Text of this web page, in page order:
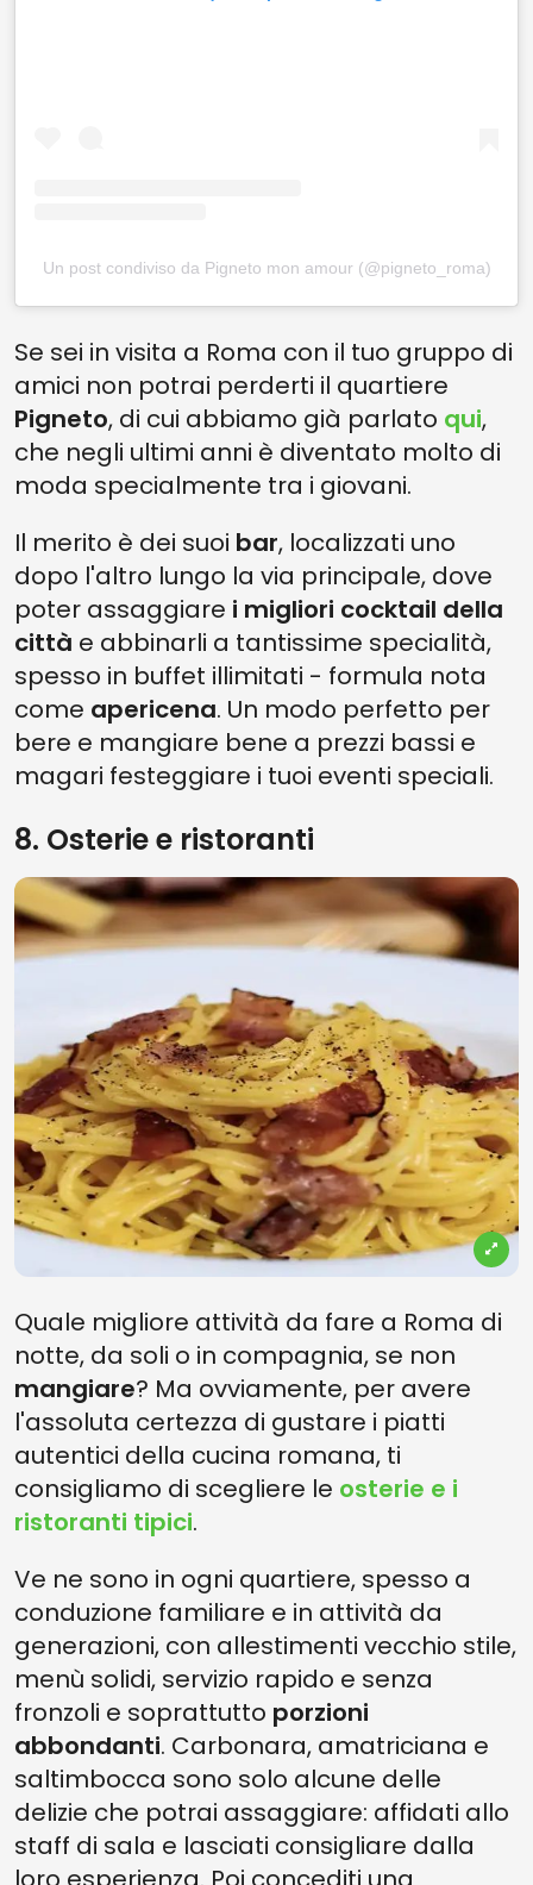
Un post condiviso da Pigneto mon amour (@pigneto_roma)
Se sei in visita a Roma con il tuo gruppo di
amici non potrai perderti il quartiere
Pigneto, di cui abbiamo già parlato qui,
che negli ultimi anni è diventato molto di
moda specialmente tra i giovani.
Il merito è dei suoi bar, localizzati uno
dopo l'altro lungo la via principale, dove
poter assaggiare i migliori cocktail della
città e abbinarli a tantissime specialità,
spesso in buffet illimitati - formula nota
come apericena. Un modo perfetto per
bere e mangiare bene a prezzi bassi e
magari festeggiare i tuoi eventi speciali.
8. Osterie e ristoranti
Quale migliore attività da fare a Roma di
notte, da soli o in compagnia, se non
mangiare? Ma ovviamente, per avere
l'assoluta certezza di gustare i piatti
autentici della cucina romana, ti
consigliamo di scegliere le osterie e i
ristoranti tipici.
Ve ne sono in ogni quartiere, spesso a
conduzione familiare e in attività da
generazioni, con allestimenti vecchio stile,
menù solidi, servizio rapido e senza
fronzoli e soprattutto porzioni
abbondanti. Carbonara, amatriciana e
saltimbocca sono solo alcune delle
delizie che potrai assaggiare: affidati allo
staff di sala e lasciati consigliare dalla